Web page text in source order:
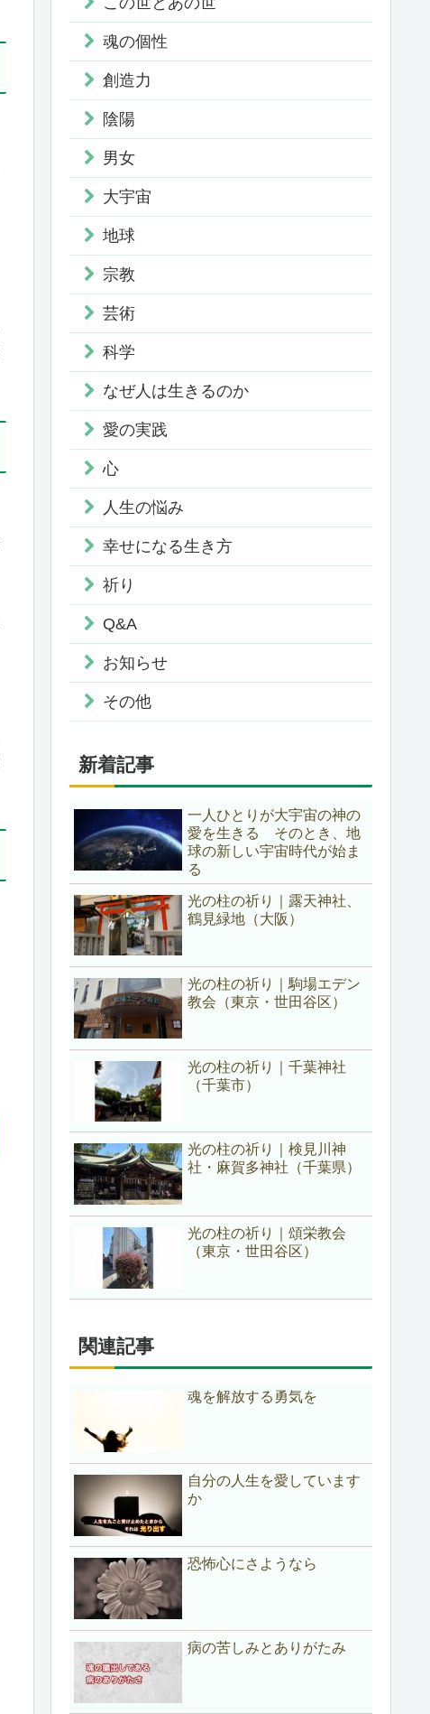
魂の個性
創造力
陰陽
男女
大宇宙
地球
宗教
芸術
科学
なぜ人は生きるのか
愛の実践
心
人生の悩み
幸せになる生き方
祈り
Q&A
お知らせ
その他
新着記事
一人ひとりが大宇宙の神の
愛を生きる そのとき、地
球の新しい宇宙時代が始ま
る
光の柱の祈り｜露天神社、
鶴見緑地（大阪）
光の柱の祈り｜駒場エデン
教会（東京・世田谷区）
光の柱の祈り｜千葉神社
（千葉市）
光の柱の祈り｜検見川神
社・麻賀多神社（千葉県）
光の柱の祈り｜頌栄教会
（東京・世田谷区）
関連記事
魂を解放する勇気を
自分の人生を愛しています
か
恐怖心にさようなら
病の苦しみとありがたみ